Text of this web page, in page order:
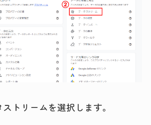
トリームを選択します。